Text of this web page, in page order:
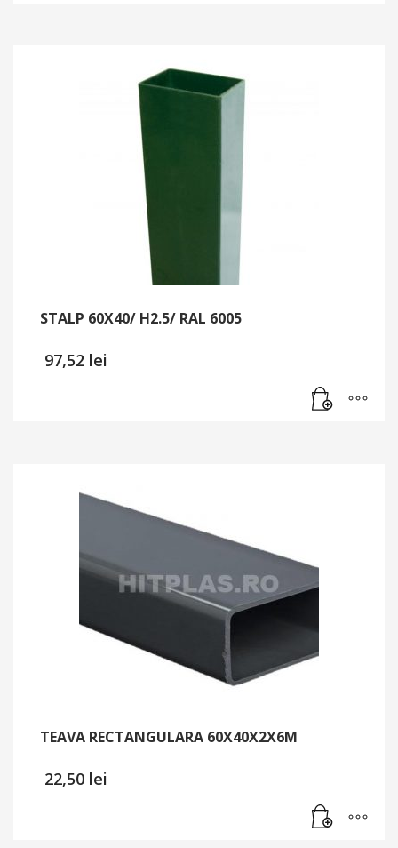
STALP 60X40/ H2.5/ RAL 6005
97,52 lei
TEAVA RECTANGULARA 60X40X2X6M
22,50 lei